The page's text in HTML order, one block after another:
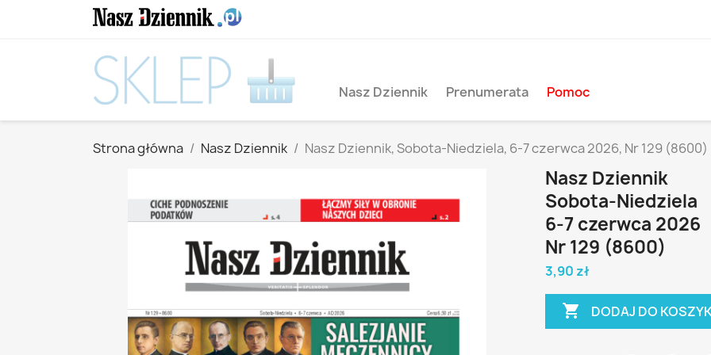
Nasz Dziennik Prenumerata Pomoc
Strona główna Nasz Dziennik Nasz Dziennik, Sobota-Niedziela, 6-7 czerwca 2026, Nr 129 (8600)
Nasz Dziennik
Sobota-Niedziela
6-7 czerwca 2026
Nr 129 (8600)
3,90 zł
 DODAJ DO